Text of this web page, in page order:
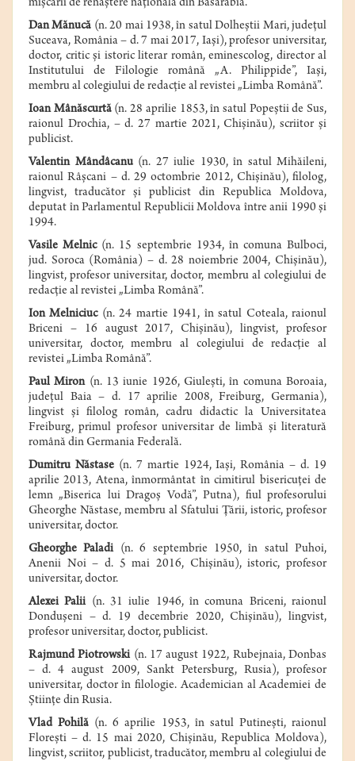
mişcării de renaştere naţională din Basarabia.
Dan Mănucă (n. 20 mai 1938,în satulDolheştii Mari, judeţul
Suceava, România – d. 7 mai 2017, Iaşi), profesor universitar,
doctor, critic şi istoric literar român, eminescolog, director al
Institutului de Filologie română „A. Philippide”, Iaşi,
membru al colegiului de redacţie al revistei „Limba Română”.
Ioan Mânăscurtă(n. 28 aprilie 1853, în satul Popeştii de Sus,
raionul Drochia, – d. 27 martie 2021, Chişinău), scriitor şi
publicist.
Valentin Mândâcanu(n. 27 iulie 1930,în satul Mihăileni,
raionul Râşcani – d. 29 octombrie 2012,Chişinău), filolog,
lingvist, traducător şi publicist din
Republica Moldova,
deputat în Parlamentul Republicii Moldova între anii 1990 şi
1994.
Vasile Melnic(n. 15 septembrie 1934, în comuna Bulboci,
jud. Soroca (România) – d. 28 noiembrie 2004, Chişinău),
lingvist, profesor universitar, doctor, membru al colegiului de
redacţie al revistei„Limba Română”.
Ion Melniciuc(n. 24 martie 1941, în satul Coteala, raionul
Briceni – 16 august 2017, Chişinău), lingvist, profesor
universitar, doctor, membru al colegiului de redacție al
revistei „Limba Română”.
Paul Miron(n. 13 iunie 1926, Giuleşti, în comuna Boroaia,
judeţul Baia – d. 17 aprilie 2008, Freiburg, Germania),
lingvist şi filolog român, cadru didactic la Universitatea
Freiburg, primul profesor universitarde limbă şi literatură
română din Germania Federală.
Dumitru Năstase(n. 7 martie 1924, Iaşi, România – d. 19
aprilie 2013, Atena, înmormântat în cimitirul bisericuţei de
lemn „Biserica lui Dragoş Vodă”, Putna), fiul profesorului
Gheorghe Năstase, membru al Sfatului Ţării, istoric, profesor
universitar, doctor.
Gheorghe Paladi(n. 6 septembrie 1950, în satul Puhoi,
Anenii Noi – d. 5 mai 2016, Chişinău), istoric, profesor
universitar, doctor.
Alexei Palii(n. 31 iulie 1946, în comuna Briceni, raionul
Donduşeni – d. 19 decembrie 2020, Chişinău), lingvist,
profesor universitar, doctor, publicist.
Rajmund Piotrowski(n. 17 august 1922, Rubejnaia, Donbas
– d. 4 august 2009, Sankt Petersburg, Rusia), profesor
universitar, doctor în filologie. Academician al Academiei de
Ştiinţe din Rusia.
Vlad Pohilă (n.6 aprilie 1953,în satul Putineşti, raionul
Floreşti – d. 15 mai 2020, Chişinău, Republica Moldova),
lingvist, scriitor, publicist, traducător, membru al colegiului de